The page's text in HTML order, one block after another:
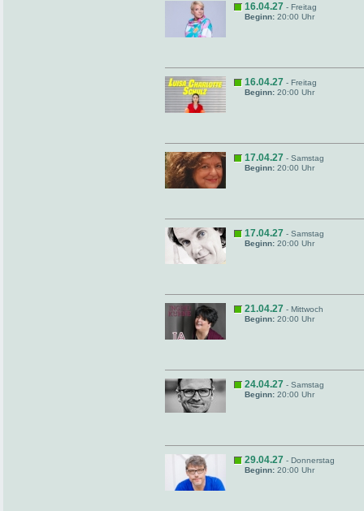
16.04.27 - Freitag
Beginn: 20:00 Uhr
16.04.27 - Freitag
Beginn: 20:00 Uhr
17.04.27 - Samstag
Beginn: 20:00 Uhr
17.04.27 - Samstag
Beginn: 20:00 Uhr
21.04.27 - Mittwoch
Beginn: 20:00 Uhr
24.04.27 - Samstag
Beginn: 20:00 Uhr
29.04.27 - Donnerstag
Beginn: 20:00 Uhr